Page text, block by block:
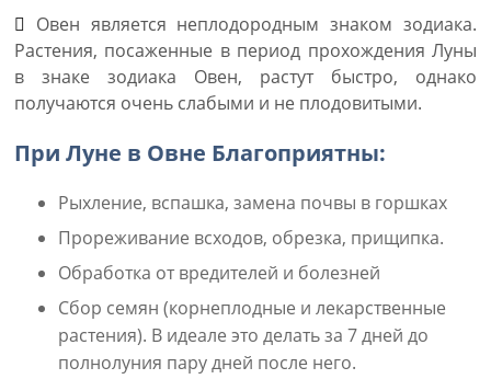
Овен является неплодородным знаком зодиака.
Растения, посаженные в период прохождения Луны
в знаке зодиака Овен, растут быстро, однако
получаются очень слабыми и не плодовитыми.
При Луне в Овне Благоприятны:
Рыхление, вспашка, замена почвы в горшках
Прореживание всходов, обрезка, прищипка.
Обработка от вредителей и болезней
Сбор семян (корнеплодные и лекарственные
растения). В идеале это делать за 7 дней до
полнолуния пару дней после него.